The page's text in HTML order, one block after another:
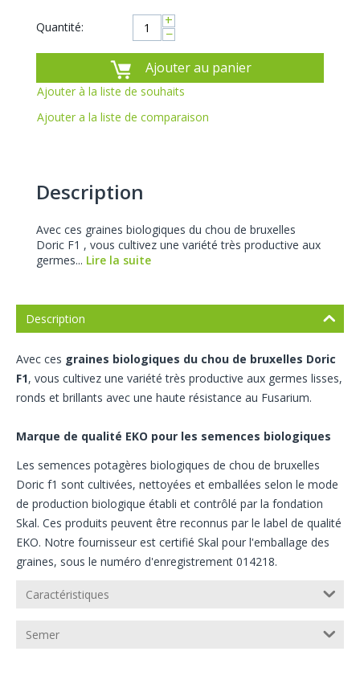
Quantité: +
−
Ajouter au panier
Ajouter à la liste de souhaits
Ajouter a la liste de comparaison
Description
Avec ces graines biologiques du chou de bruxelles
Doric F1 , vous cultivez une variété très productive aux
germes... Lire la suite
Description
Avec ces graines biologiques du chou de bruxelles Doric
F1, vous cultivez une variété très productive aux germes lisses,
ronds et brillants avec une haute résistance au Fusarium.
Marque de qualité EKO pour les semences biologiques
Les semences potagères biologiques de chou de bruxelles
Doric f1 sont cultivées, nettoyées et emballées selon le mode
de production biologique établi et contrôlé par la fondation
Skal. Ces produits peuvent être reconnus par le label de qualité
EKO. Notre fournisseur est certifié Skal pour l'emballage des
graines, sous le numéro d'enregistrement 014218.
Caractéristiques
Semer